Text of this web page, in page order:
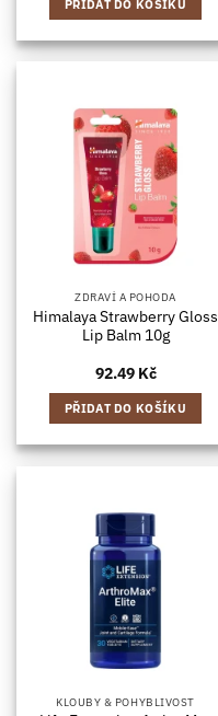
PŘIDAT DO KOŠÍKU
ZDRAVÍ A POHODA
Himalaya Strawberry Gloss
Lip Balm 10g
92.49 Kč
PŘIDAT DO KOŠÍKU
KLOUBY & POHYBLIVOST